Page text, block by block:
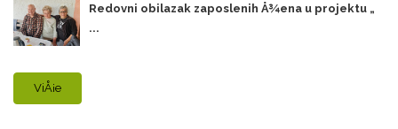
Redovni obilazak zaposlenih Å¾ena u projektu „
...
ViÅ¡e